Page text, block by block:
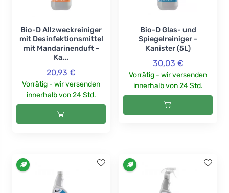
Bio-D Allzweckreiniger
mit Desinfektionsmittel
mit Mandarinenduft -
Ka...
20,93 €
Vorrätig - wir versenden
innerhalb von 24 Std.
Bio-D Glas- und
Spiegelreiniger -
Kanister (5L)
30,03 €
Vorrätig - wir versenden
innerhalb von 24 Std.